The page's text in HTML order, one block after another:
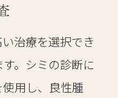
治療を選択でき
。シミの診断に
用し、良性腫